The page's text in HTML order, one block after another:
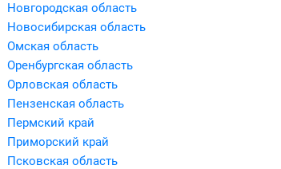
Новгородская область
Новосибирская область
Омская область
Оренбургская область
Орловская область
Пензенская область
Пермский край
Приморский край
Псковская область